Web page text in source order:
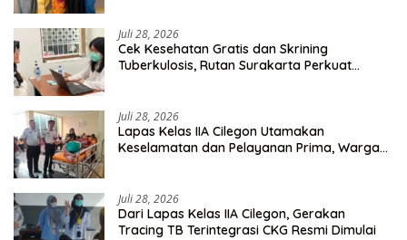
Juli 28, 2026
Cek Kesehatan Gratis dan Skrining
Tuberkulosis, Rutan Surakarta Perkuat
Juli 28, 2026
Lapas Kelas IIA Cilegon Utamakan
Keselamatan dan Pelayanan Prima, Warga
Juli 28, 2026
Dari Lapas Kelas IIA Cilegon, Gerakan
Tracing TB Terintegrasi CKG Resmi Dimulai